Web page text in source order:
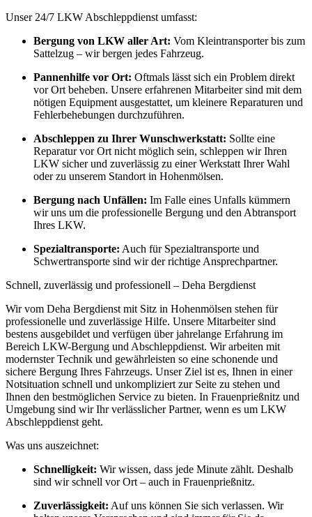
Unser 24/7 LKW Abschleppdienst umfasst:
Bergung von LKW aller Art: Vom Kleintransporter bis zum
Sattelzug – wir bergen jedes Fahrzeug.
Pannenhilfe vor Ort: Oftmals lässt sich ein Problem direkt
vor Ort beheben. Unsere erfahrenen Mitarbeiter sind mit dem
nötigen Equipment ausgestattet, um kleinere Reparaturen und
Fehlerbehebungen durchzuführen.
Abschleppen zu Ihrer Wunschwerkstatt: Sollte eine
Reparatur vor Ort nicht möglich sein, schleppen wir Ihren
LKW sicher und zuverlässig zu einer Werkstatt Ihrer Wahl
oder zu unserem Standort in Hohenmölsen.
Bergung nach Unfällen: Im Falle eines Unfalls kümmern
wir uns um die professionelle Bergung und den Abtransport
Ihres LKW.
Spezialtransporte: Auch für Spezialtransporte und
Schwertransporte sind wir der richtige Ansprechpartner.
Schnell, zuverlässig und professionell – Deha Bergdienst
Wir vom Deha Bergdienst mit Sitz in Hohenmölsen stehen für
professionelle und zuverlässige Hilfe. Unsere Mitarbeiter sind
bestens ausgebildet und verfügen über jahrelange Erfahrung im
Bereich LKW-Bergung und Abschleppdienst. Wir arbeiten mit
modernster Technik und gewährleisten so eine schonende und
sichere Bergung Ihres Fahrzeugs. Unser Ziel ist es, Ihnen in einer
Notsituation schnell und unkompliziert zur Seite zu stehen und
Ihnen den bestmöglichen Service zu bieten. In Frauenprießnitz und
Umgebung sind wir Ihr verlässlicher Partner, wenn es um LKW
Abschleppdienst geht.
Was uns auszeichnet:
Schnelligkeit: Wir wissen, dass jede Minute zählt. Deshalb
sind wir schnell vor Ort – auch in Frauenprießnitz.
Zuverlässigkeit: Auf uns können Sie sich verlassen. Wir